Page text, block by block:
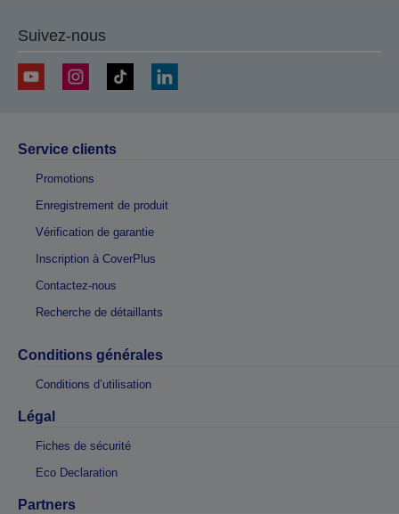
Suivez-nous
Service clients
Promotions
Enregistrement de produit
Vérification de garantie
Inscription à CoverPlus
Contactez-nous
Recherche de détaillants
Conditions générales
Conditions d’utilisation
Légal
Fiches de sécurité
Eco Declaration
Partners